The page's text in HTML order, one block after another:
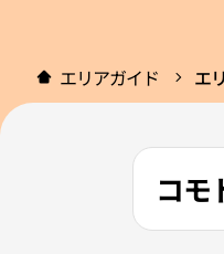
エリアガイド エ
コ